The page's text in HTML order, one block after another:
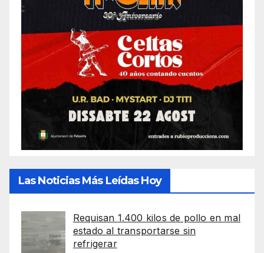
Las Noticias Más Leídas Hoy
Requisan 1.400 kilos de pollo en mal
estado al transportarse sin
refrigerar